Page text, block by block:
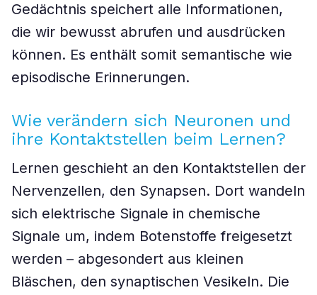
Gedächtnis speichert alle Informationen,
die wir bewusst abrufen und ausdrücken
können. Es enthält somit semantische wie
episodische Erinnerungen.
Wie verändern sich Neuronen und
ihre Kontaktstellen beim Lernen?
Lernen geschieht an den Kontaktstellen der
Nervenzellen, den Synapsen. Dort wandeln
sich elektrische Signale in chemische
Signale um, indem Botenstoffe freigesetzt
werden – abgesondert aus kleinen
Bläschen, den synaptischen Vesikeln. Die